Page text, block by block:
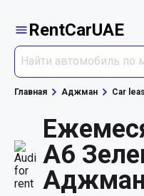
RentCarUAE
Главная Аджман Car
A6
Аджман